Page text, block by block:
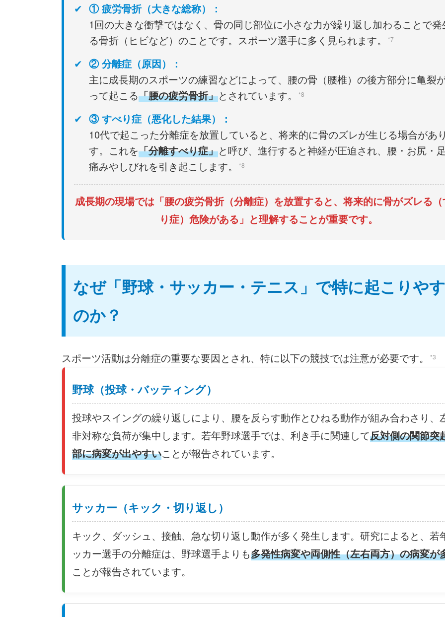
① 疲労骨折（大きな総称）：
1回の大きな衝撃ではなく、骨の同じ部位に小さな力が繰り返し加わることで発
る骨折（ヒビなど）のことです。スポーツ選手に多く見られます。
*7
② 分離症（原因）：
主に成長期のスポーツの練習などによって、腰の骨（腰椎）の後方部分に亀裂
って起こる「腰の疲労骨折」とされています。 *8
③ すべり症（悪化した結果）：
10代で起こった分離症を放置していると、将来的に骨のズレが生じる場合があ
す。これを「分離すべり症」と呼び、進行すると神経が圧迫され、腰・お尻・
痛みやしびれを引き起こします。
*8
成長期の現場では「腰の疲労骨折（分離症）を放置すると、将来的に骨がズレる
り症）危険がある」と理解することが重要です。
なぜ「野球・サッカー・テニス」で特に起こりや
のか？
スポーツ活動は分離症の重要な要因とされ、特に以下の競技では注意が必要です。 *3
野球（投球・バッティング）
投球やスイングの繰り返しにより、腰を反らす動作とひねる動作が組み合わさり、
非対称な負荷が集中します。若年野球選手では、利き手に関連して反対側の関節突
部に病変が出やすいことが報告されています。
サッカー（キック・切り返し）
キック、ダッシュ、接触、急な切り返し動作が多く発生します。研究によると、若
ッカー選手の分離症は、野球選手よりも多発性病変や両側性（左右両方）の病変が
ことが報告されています。